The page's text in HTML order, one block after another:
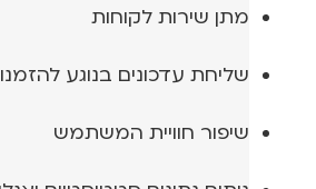
מתן שירות לקוחות
שליחת עדכונים בנוגע
שיפור חוויית המשתמש